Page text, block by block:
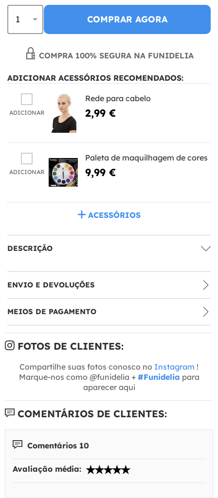
COMPRAR AGORA
COMPRA 100% SEGURA NA FUNIDELIA
ADICIONAR ACESSÓRIOS RECOMENDADOS:
ADICIONAR
Rede para cabelo
2,99 €
ADICIONAR
Paleta de maquilhagem de cores
9,99 €
ACESSÓRIOS
DESCRIÇÃO
ENVIO E DEVOLUÇÕES
MEIOS DE PAGAMENTO
FOTOS DE CLIENTES:
Compartilhe suas fotos conosco no Instagram !
Marque-nos como @funidelia + #Funidelia para
aparecer aqui
COMENTÁRIOS DE CLIENTES:
Comentários 10
Avaliação média: